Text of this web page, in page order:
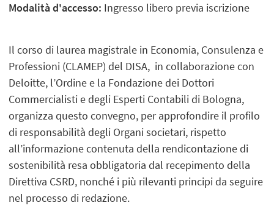
Modalità d'accesso: Ingresso libero previa iscrizione
Il corso di laurea magistrale in Economia, Consulenza e
Professioni (CLAMEP) del DISA, in collaborazione con
Deloitte, l’Ordine e la Fondazione dei Dottori
Commercialisti e degli Esperti Contabili di Bologna,
organizza questo convegno, per approfondire il profilo
di responsabilità degli Organi societari, rispetto
all’informazione contenuta della rendicontazione di
sostenibilità resa obbligatoria dal recepimento della
Direttiva CSRD, nonché i più rilevanti principi da seguire
nel processo di redazione.